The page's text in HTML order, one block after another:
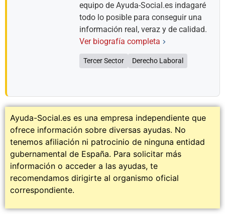
equipo de Ayuda-Social.es indagaré
todo lo posible para conseguir una
información real, veraz y de calidad.
Ver biografía completa
Tercer Sector Derecho Laboral
Ayuda-Social.es es una empresa independiente que
ofrece información sobre diversas ayudas. No
tenemos afiliación ni patrocinio de ninguna entidad
gubernamental de España. Para solicitar más
información o acceder a las ayudas, te
recomendamos dirigirte al organismo oficial
correspondiente.